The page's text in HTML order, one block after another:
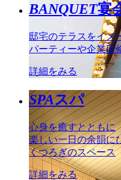
BANQUET宴
邸宅のテラスをイメ
パーティーや企業研
詳細をみる
SPAスパ
心身を癒すとともに
楽しい一日の余韻に
くつろぎのスペース
詳細をみる